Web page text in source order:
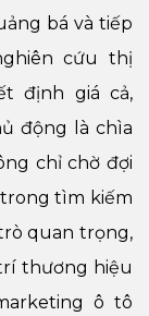
bá và tiếp
cứu thị
định giá cả,
động là chìa
chỉ chờ đợi
tìm kiếm
quan trọng,
thương hiệu
ô tô